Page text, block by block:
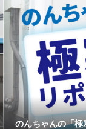
のんちゃんの「